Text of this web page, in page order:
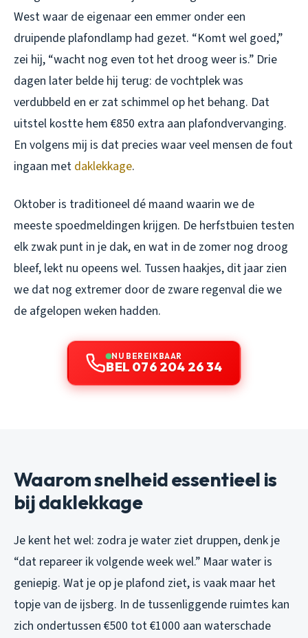
West waar de eigenaar een emmer onder een
druipende plafondlamp had gezet. “Komt wel goed,”
zei hij, “wacht nog even tot het droog weer is.” Drie
dagen later belde hij terug: de vochtplek was
verdubbeld en er zat schimmel op het behang. Dat
uitstel kostte hem €850 extra aan plafondvervanging.
En volgens mij is dat precies waar veel mensen de fout
ingaan met daklekkage.
Oktober is traditioneel dé maand waarin we de
meeste spoedmeldingen krijgen. De herfstbuien testen
elk zwak punt in je dak, en wat in de zomer nog droog
bleef, lekt nu opeens wel. Tussen haakjes, dit jaar zien
we dat nog extremer door de zware regenval die we
de afgelopen weken hadden.
NU BEREIKBAAR
BEL 076 204 26 34
Waarom snelheid essentieel is
bij daklekkage
Je kent het wel: zodra je water ziet druppen, denk je
“dat repareer ik volgende week wel.” Maar water is
geniepig. Wat je op je plafond ziet, is vaak maar het
topje van de ijsberg. In de tussenliggende ruimtes kan
zich ondertussen €500 tot €1000 aan waterschade